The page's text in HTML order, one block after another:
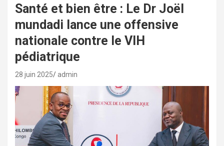
Santé et bien être : Le Dr Joël
mundadi lance une offensive
nationale contre le VIH
pédiatrique
28 juin 2025 admin